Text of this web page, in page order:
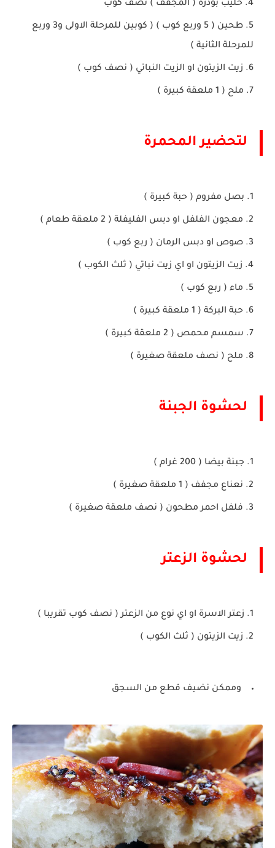
حليب بودرة ( المجفف ) نصف كوب
طحين ( 5 وربع كوب ) ( كوبين للمرحلة الاولى و3 وربع
للمرحلة الثانية )
زيت الزيتون او الزيت النباتي ( نصف كوب )
ملح ( 1 ملعقة كبيرة )
لتحضير المحمرة
بصل مفروم ( حبة كبيرة )
معجون الفلفل او دبس الفليفلة ( 2 ملعقة طعام )
صوص او دبس الرمان ( ربع كوب )
زيت الزيتون او اي زيت نباتي ( ثلث الكوب )
ماء ( ربع كوب )
حبة البركة ( 1 ملعقة كبيرة )
سمسم محمص ( 2 ملعقة كبيرة )
ملح ( نصف ملعقة صغيرة )
لحشوة الجبنة
جبنة بيضا ( 200 غرام )
نعناع مجفف ( 1 ملعقة صغيرة )
فلفل احمر مطحون ( نصف ملعقة صغيرة )
لحشوة الزعتر
زعتر الاسرة او اي نوع من الزعتر ( نصف كوب تقريبا )
زيت الزيتون ( ثلث الكوب )
وممكن نضيف قطع من السجق